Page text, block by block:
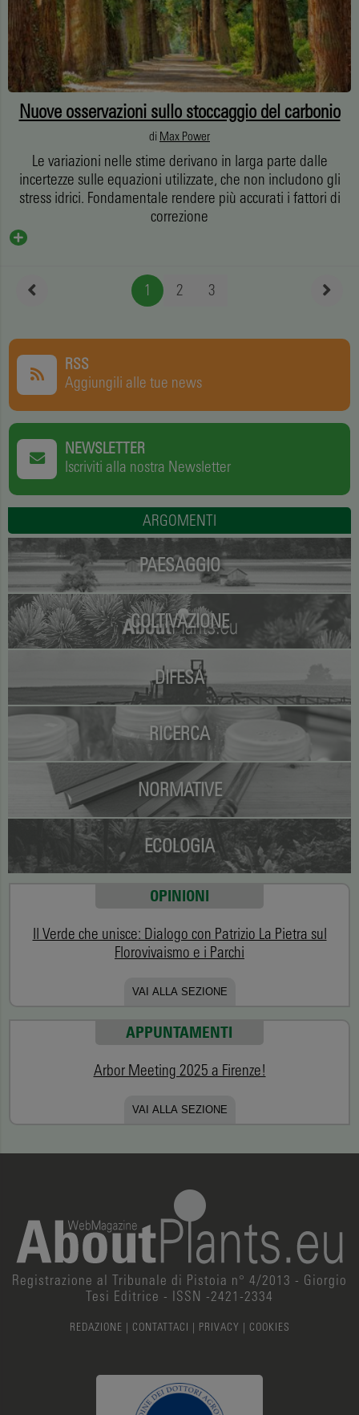
Nuove osservazioni sullo stoccaggio del carbonio
di Max Power
Le variazioni nelle stime derivano in larga parte dalle
incertezze sulle equazioni utilizzate, che non includono gli
stress idrici. Fondamentale rendere più accurati i fattori di
correzione
1 2 3
RSS
Aggiungili alle tue news
NEWSLETTER
Iscriviti alla nostra Newsletter
ARGOMENTI
PAESAGGIO
COLTIVAZIONE
DIFESA
RICERCA
NORMATIVE
ECOLOGIA
OPINIONI
Il Verde che unisce: Dialogo con Patrizio La Pietra sul
Florovivaismo e i Parchi
VAI ALLA SEZIONE
APPUNTAMENTI
Arbor Meeting 2025 a Firenze!
VAI ALLA SEZIONE
Registrazione al Tribunale di Pistoia n° 4/2013 - Giorgio
Tesi Editrice - ISSN -2421-2334
REDAZIONE | CONTATTACI | PRIVACY | COOKIES